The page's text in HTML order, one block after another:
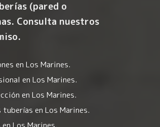
(pared o
Consulta nuestros
en Los Marines.
en Los Marines.
en Los Marines.
en Los Marines.